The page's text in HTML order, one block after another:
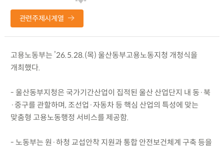
관련주제시계열
고용노동부는 ’26.5.28.(목) 울산동부고용노동지청 개청식을
개최했다.
- 울산동부지청은 국가기간산업이 집적된 울산 산업단지 내 동·북
·중구를 관할하며, 조선업·자동차 등 핵심 산업의 특성에 맞는
맞춤형 고용노동행정 서비스를 제공함.
- 노동부는 원·하청 교섭안착 지원과 통합 안전보건체계 구축 등을